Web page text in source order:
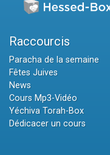
Raccourcis
Paracha de la semaine
Fêtes Juives
News
Cours Mp3-Vidéo
Yéchiva Torah-Box
Dédicacer un cours